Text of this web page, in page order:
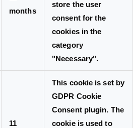
months
store the user
consent for the
cookies in the
category
"Necessary".
11
This cookie is set by
GDPR Cookie
Consent plugin. The
cookie is used to